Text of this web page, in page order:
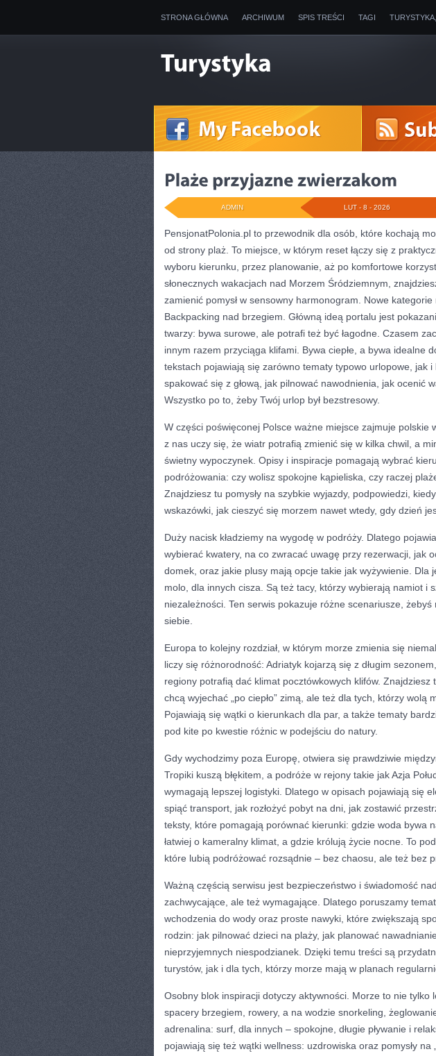
STRONA GŁÓWNA ARCHIWUM SPIS TREŚCI TAGI
LUT - 8 - 2026
ADMIN
PensjonatPolonia.pl to przewodnik dla osób, które kochają
od strony plaż. To miejsce, w którym reset łączy się z
wyboru kierunku, przez planowanie, aż po komfortowe
słonecznych wakacjach nad Morzem Śródziemnym,
zamienić pomysł w sensowny harmonogram. Nowe
Backpacking nad brzegiem. Główną ideą portalu jest
twarzy: bywa surowe, ale potrafi też być łagodne. Czasem
innym razem przyciąga klifami. Bywa ciepłe, a bywa idealne
tekstach pojawiają się zarówno tematy typowo urlopowe, jak i
spakować się z głową, jak pilnować nawodnienia, jak ocenić
Wszystko po to, żeby Twój urlop był bezstresowy.
W części poświęconej Polsce ważne miejsce zajmuje polskie
z nas uczy się, że wiatr potrafią zmienić się w kilka chwil, a
świetny wypoczynek. Opisy i inspiracje pomagają wybrać
podróżowania: czy wolisz spokojne kąpieliska, czy raczej
Znajdziesz tu pomysły na szybkie wyjazdy, podpowiedzi,
wskazówki, jak cieszyć się morzem nawet wtedy, gdy dzień
Duży nacisk kładziemy na wygodę w podróży. Dlatego
wybierać kwatery, na co zwracać uwagę przy rezerwacji, jak
domek, oraz jakie plusy mają opcje takie jak wyżywienie. Dla
molo, dla innych cisza. Są też tacy, którzy wybierają namiot i
niezależności. Ten serwis pokazuje różne scenariusze, żebyś
siebie.
Europa to kolejny rozdział, w którym morze zmienia się
liczy się różnorodność: Adriatyk kojarzą się z długim
regiony potrafią dać klimat pocztówkowych klifów. Znajdziesz
chcą wyjechać „po ciepło” zimą, ale też dla tych, którzy wolą
Pojawiają się wątki o kierunkach dla par, a także tematy
pod kite po kwestie różnic w podejściu do natury.
Gdy wychodzimy poza Europę, otwiera się prawdziwie
Tropiki kuszą błękitem, a podróże w rejony takie jak Azja
wymagają lepszej logistyki. Dlatego w opisach pojawiają się
spiąć transport, jak rozłożyć pobyt na dni, jak zostawić
teksty, które pomagają porównać kierunki: gdzie woda bywa
łatwiej o kameralny klimat, a gdzie królują życie nocne. To
które lubią podróżować rozsądnie – bez chaosu, ale też bez
Ważną częścią serwisu jest bezpieczeństwo i świadomość
zachwycające, ale też wymagające. Dlatego poruszamy
wchodzenia do wody oraz proste nawyki, które zwiększają
rodzin: jak pilnować dzieci na plaży, jak planować
nieprzyjemnych niespodzianek. Dzięki temu treści są
turystów, jak i dla tych, którzy morze mają w planach
Osobny blok inspiracji dotyczy aktywności. Morze to nie tylko
spacery brzegiem, rowery, a na wodzie snorkeling,
adrenalina: surf, dla innych – spokojne, długie pływanie i
pojawiają się też wątki wellness: uzdrowiska oraz pomysły na